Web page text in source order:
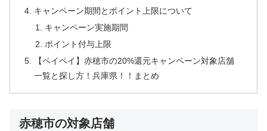
キャンペーン期間とポイント上限について
キャンペーン実施期間
ポイント付与上限
【ペイペイ】赤穂市の20%還元キャンペーン対象店舗
一覧と探し方！兵庫県！！まとめ
赤穂市の対象店舗